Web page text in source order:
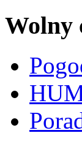
Wolny